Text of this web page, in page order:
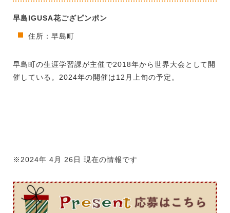
早島IGUSA花ござピンポン
住所：早島町
早島町の生涯学習課が主催で2018年から世界大会として開
催している。2024年の開催は12月上旬の予定。
※2024年 4月 26日 現在の情報です